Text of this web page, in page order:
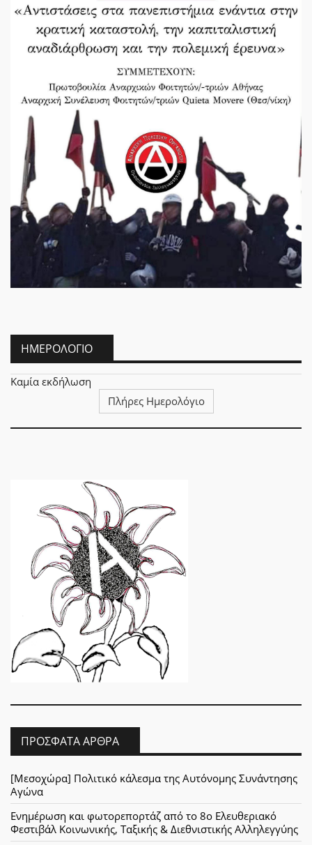
ΗΜΕΡΟΛΌΓΙΟ
Καμία εκδήλωση
Πλήρες Ημερολόγιο
ΠΡΌΣΦΑΤΑ ΆΡΘΡΑ
[Μεσοχώρα] Πολιτικό κάλεσμα της Αυτόνομης Συνάντησης
Αγώνα
Ενημέρωση και φωτορεπορτάζ από το 8ο Ελευθεριακό
Φεστιβάλ Κοινωνικής, Ταξικής & Διεθνιστικής Αλληλεγγύης